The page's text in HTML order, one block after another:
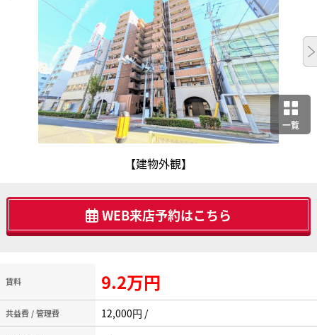
一覧
【建物外観】
WEB来店予約はこちら
賃料 9.2万円
共益費 / 管理費 12,000円 /